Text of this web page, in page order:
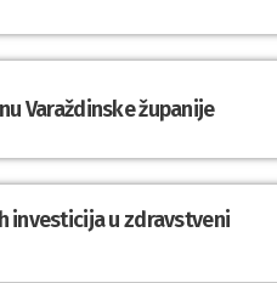
Varaždinske županije
investicija u zdravstveni